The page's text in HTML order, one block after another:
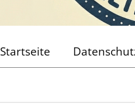
Startseite